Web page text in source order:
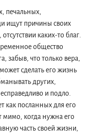
печальных,
ищут причины своих
каких-то благ.
общество
забыв, что только вера,
сделать его жизнь
других,
и подло.
как посланных для его
мимо, когда нужна его
часть своей жизни,